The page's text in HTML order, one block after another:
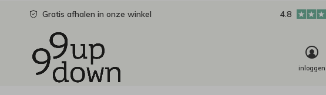
inloggen
Gratis afhalen in onze winkel 4.8